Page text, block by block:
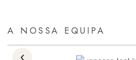
A NOSSA EQUIPA